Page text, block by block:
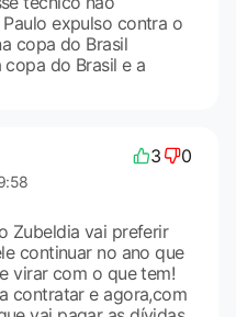
expulso contra o
copa do Brasil
do Brasil e a
3 0
Zubeldia vai preferir
continuar no ano que
virar com o que tem!
contratar e agora,com